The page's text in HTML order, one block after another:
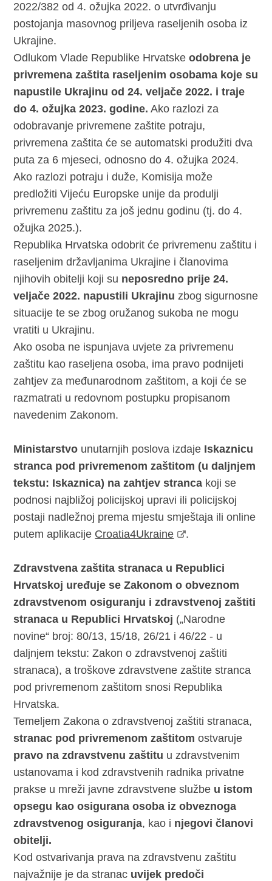
2022/382 od 4. ožujka 2022. o utvrđivanju
postojanja masovnog priljeva raseljenih osoba iz
Ukrajine.
Odlukom Vlade Republike Hrvatskeodobrena je
privremena zaštita raseljenim osobama koje su
napustile Ukrajinu od 24. veljače 2022. i traje
do 4. ožujka 2023. godine. Ako razlozi za
odobravanje privremene zaštite potraju,
privremena zaštita će se automatski produžiti dva
puta za 6 mjeseci, odnosno do 4. ožujka 2024.
Ako razlozi potraju i duže, Komisija može
predložiti Vijeću Europske unije da produlji
privremenu zaštitu za još jednu godinu (tj. do 4.
ožujka 2025.).
Republika Hrvatska odobrit će privremenu zaštitu i
raseljenim državljanima Ukrajine i članovima
njihovih obitelji koji su neposredno prije 24.
veljače 2022. napustili Ukrajinu zbog sigurnosne
situacije te se zbog oružanog sukoba ne mogu
vratiti u Ukrajinu.
Ako osoba ne ispunjava uvjete za privremenu
zaštitu kao raseljena osoba, ima pravo podnijeti
zahtjev za međunarodnom zaštitom, a koji će se
razmatrati u redovnom postupku propisanom
navedenim Zakonom.
Ministarstvo unutarnjih poslova izdaje Iskaznicu
stranca pod privremenom zaštitom (u daljnjem
tekstu: Iskaznica) na zahtjev stranca koji se
podnosi najbližoj policijskoj upravi ili policijskoj
postaji nadležnoj prema mjestu smještaja ili online
putem aplikacije Croatia4Ukraine .
Zdravstvena zaštita stranaca u Republici
Hrvatskoj uređuje se Zakonom o obveznom
zdravstvenom osiguranju i zdravstvenoj zaštiti
stranaca u Republici Hrvatskoj („Narodne
novine“ broj: 80/13, 15/18, 26/21 i 46/22 - u
daljnjem tekstu: Zakon o zdravstvenoj zaštiti
stranaca), a troškove zdravstvene zaštite stranca
pod privremenom zaštitom snosi Republika
Hrvatska.
Temeljem Zakona o zdravstvenoj zaštiti stranaca,
stranac pod privremenom zaštitomostvaruje
pravo na zdravstvenu zaštitu u zdravstvenim
ustanovama i kod zdravstvenih radnika privatne
prakse u mreži javne zdravstvene službe u istom
opsegu kao osigurana osoba iz obveznoga
zdravstvenog osiguranja, kao i njegovi članovi
obitelji.
Kod ostvarivanja prava na zdravstvenu zaštitu
najvažnije je da stranac uvijek predoči